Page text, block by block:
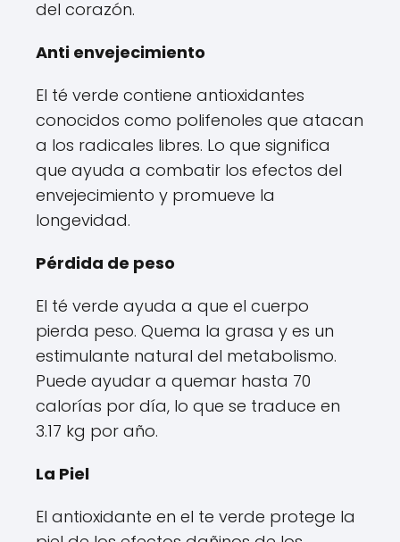
del corazón.
Anti envejecimiento
El té verde contiene antioxidantes
conocidos como polifenoles que atacan
a los radicales libres. Lo que significa
que ayuda a combatir los efectos del
envejecimiento y promueve la
longevidad.
Pérdida de peso
El té verde ayuda a que el cuerpo
pierda peso. Quema la grasa y es un
estimulante natural del metabolismo.
Puede ayudar a quemar hasta 70
calorías por día, lo que se traduce en
3.17 kg por año.
La Piel
El antioxidante en el te verde protege la